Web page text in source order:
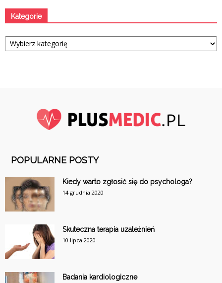
Kategorie
Kategorie
POPULARNE POSTY
Kiedy warto zgłosić się do psychologa?
14 grudnia 2020
Skuteczna terapia uzależnień
10 lipca 2020
Badania kardiologiczne